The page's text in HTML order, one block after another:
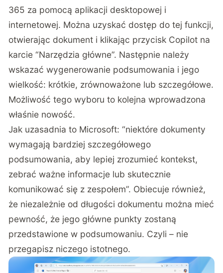
365 za pomocą aplikacji desktopowej i
internetowej. Można uzyskać dostęp do tej funkcji,
otwierając dokument i klikając przycisk Copilot na
karcie “Narzędzia główne”. Następnie należy
wskazać wygenerowanie podsumowania i jego
wielkość: krótkie, zrównoważone lub szczegółowe.
Możliwość tego wyboru to kolejna wprowadzona
właśnie nowość.
Jak uzasadnia to Microsoft: “niektóre dokumenty
wymagają bardziej szczegółowego
podsumowania, aby lepiej zrozumieć kontekst,
zebrać ważne informacje lub skutecznie
komunikować się z zespołem”. Obiecuje również,
że niezależnie od długości dokumentu można mieć
pewność, że jego główne punkty zostaną
przedstawione w podsumowaniu. Czyli – nie
przegapisz niczego istotnego.